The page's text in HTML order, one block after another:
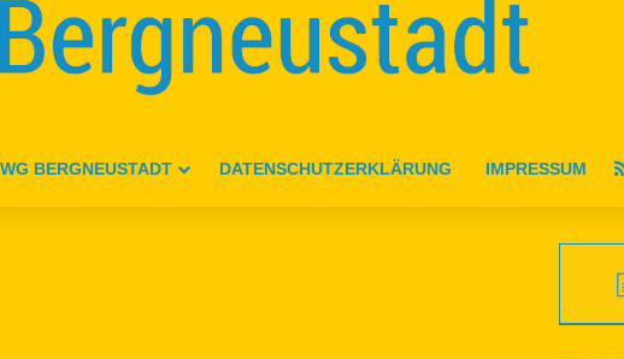
BERGNEUSTADT DATENSCHUTZERKLÄRUNG IMPRESSUM